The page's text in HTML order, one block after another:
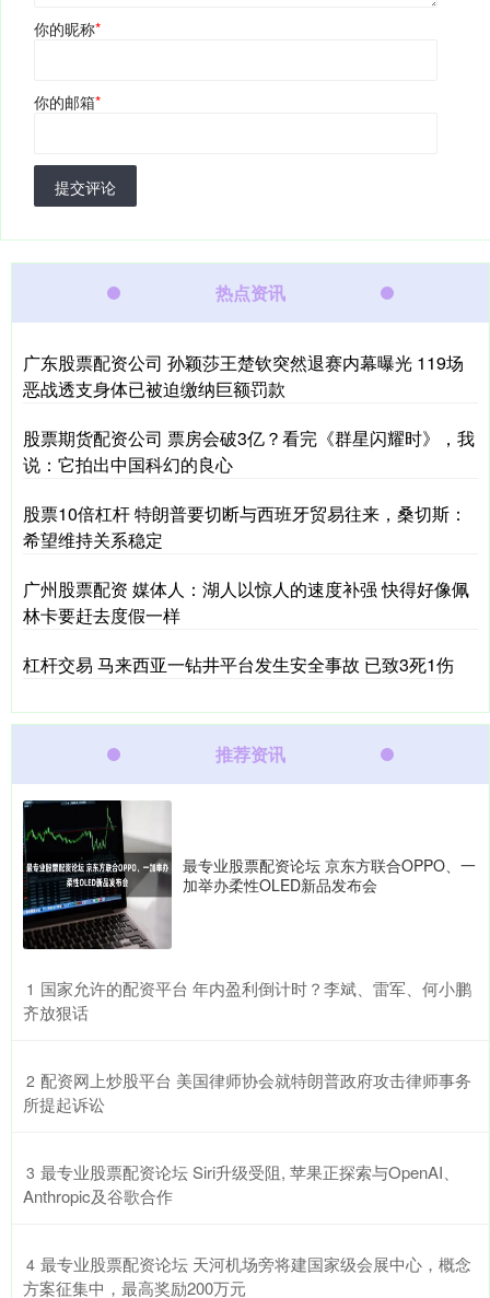
你的昵称*
你的邮箱*
提交评论
热点资讯
广东股票配资公司 孙颖莎王楚钦突然退赛内幕曝光 119场
恶战透支身体已被迫缴纳巨额罚款
股票期货配资公司 票房会破3亿？看完《群星闪耀时》，我
说：它拍出中国科幻的良心
股票10倍杠杆 特朗普要切断与西班牙贸易往来，桑切斯：
希望维持关系稳定
广州股票配资 媒体人：湖人以惊人的速度补强 快得好像佩
林卡要赶去度假一样
杠杆交易 马来西亚一钻井平台发生安全事故 已致3死1伤
推荐资讯
最专业股票配资论坛 京东方联合OPPO、一
加举办柔性OLED新品发布会
1 ​国家允许的配资平台 年内盈利倒计时？李斌、雷军、何小鹏
齐放狠话
2 ​配资网上炒股平台 美国律师协会就特朗普政府攻击律师事务
所提起诉讼
3 ​最专业股票配资论坛 Siri升级受阻, 苹果正探索与OpenAI、
Anthropic及谷歌合作
4 ​最专业股票配资论坛 天河机场旁将建国家级会展中心，概念
方案征集中，最高奖励200万元